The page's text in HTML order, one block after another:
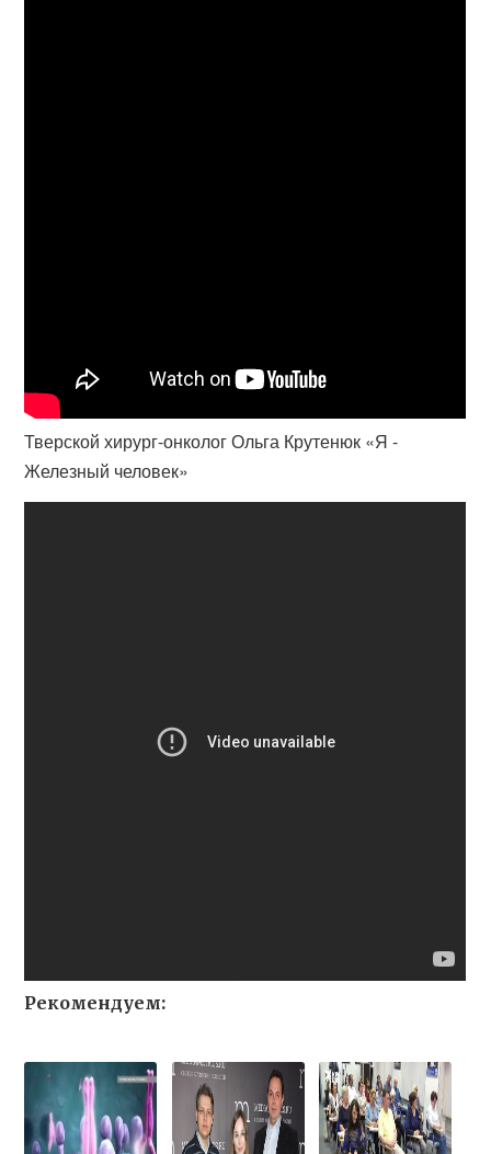
Тверской хирург-онколог Ольга Крутенюк «Я -
Железный человек»
Рекомендуем: